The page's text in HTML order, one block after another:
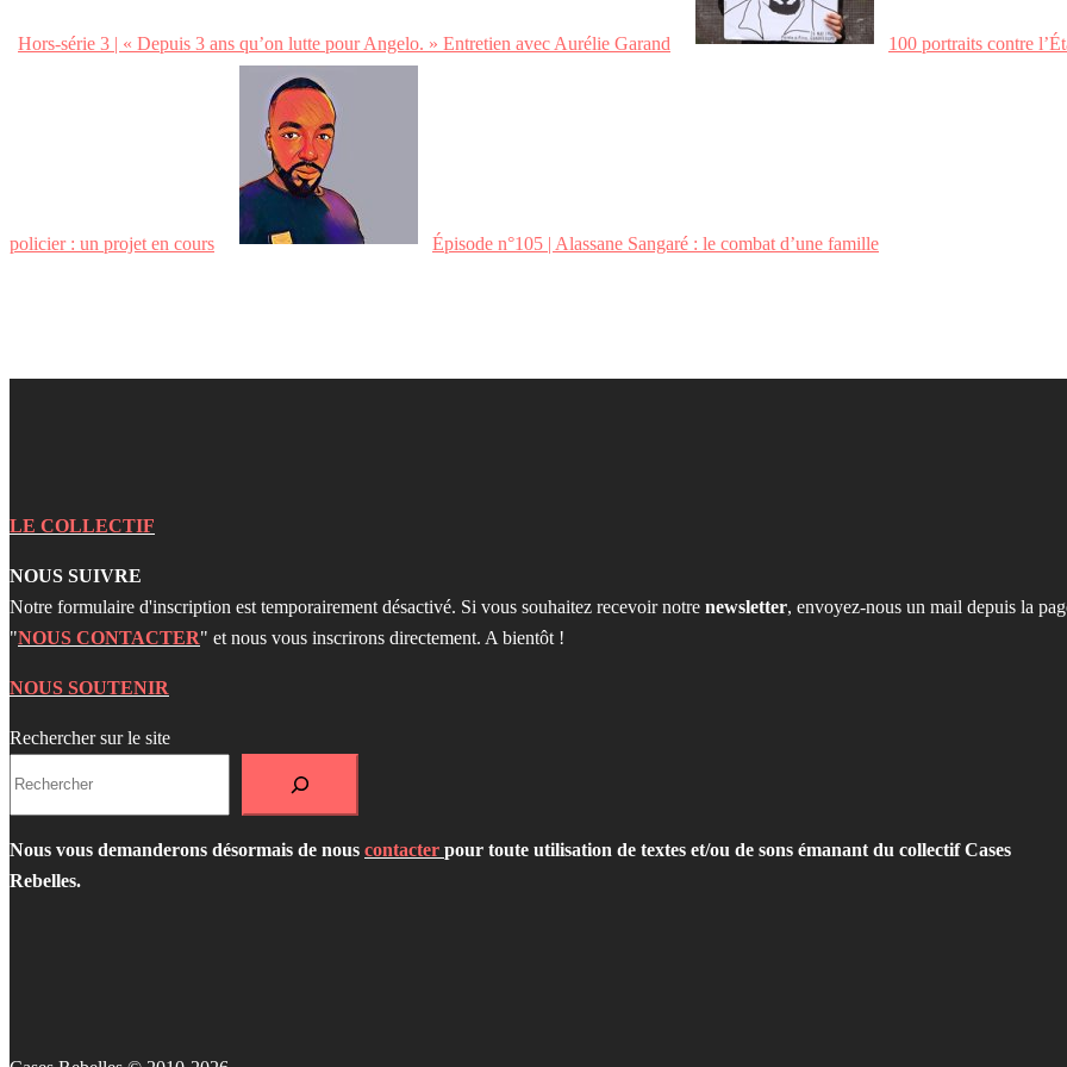
Hors-série 3 | « Depuis 3 ans qu’on lutte pour Angelo. » Entretien avec Aurélie Garand 100 portraits contre
policier : un projet en cours Épisode n°105 | Alassane Sangaré : le combat d’une famille
LE COLLECTIF
NOUS SUIVRE
Notre formulaire d'inscription est temporairement désactivé. Si vous souhaitez recevoir notre newsletter, envoyez-nous un mail depuis la
"NOUS CONTACTER" et nous vous inscrirons directement. A bientôt !
NOUS SOUTENIR
Rechercher sur le site
Nous vous demanderons désormais de nous contacter pour toute utilisation de textes et/ou de sons émanant du collectif Cases
Rebelles.